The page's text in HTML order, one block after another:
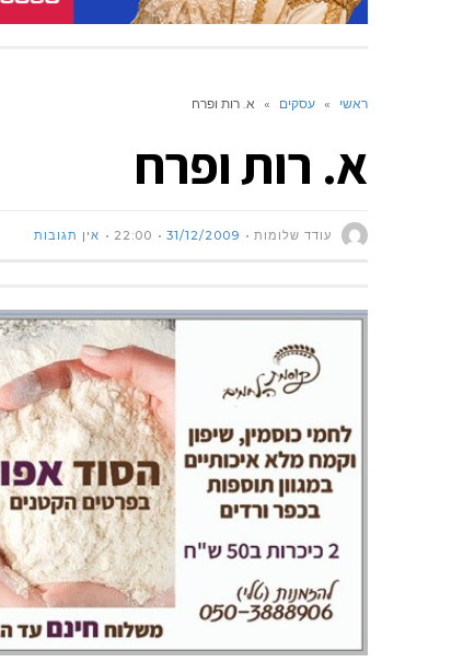
ראשי » עסקים » א. רות ופרח
א. רות ופרח
עודד שלומות 31/12/2009
22:00 אין תגובות